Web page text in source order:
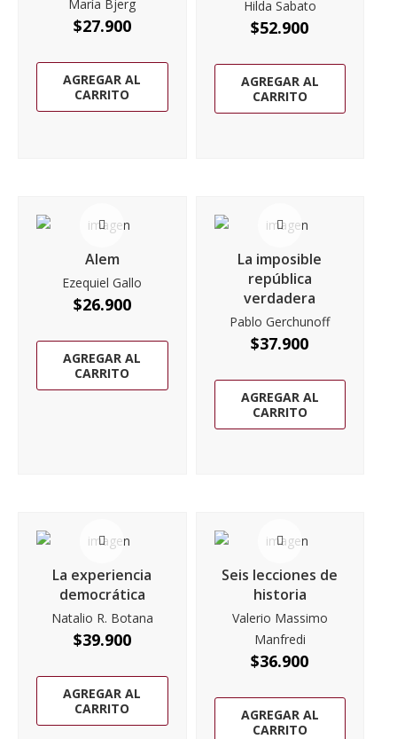
María Bjerg
$27.900
AGREGAR AL
CARRITO
Hilda Sabato
$52.900
AGREGAR AL
CARRITO
Alem
Ezequiel Gallo
$26.900
AGREGAR AL
CARRITO
La imposible
república
verdadera
Pablo Gerchunoff
$37.900
AGREGAR AL
CARRITO
La experiencia
democrática
Natalio R. Botana
$39.900
AGREGAR AL
CARRITO
Seis lecciones de
historia
Valerio Massimo
Manfredi
$36.900
AGREGAR AL
CARRITO